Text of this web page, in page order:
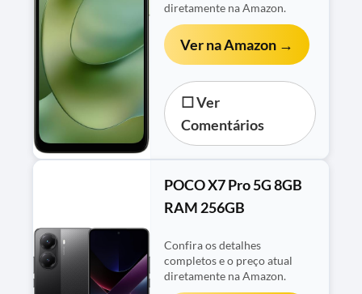
diretamente na Amazon.
Ver na Amazon →
☐ Ver
Comentários
POCO X7 Pro 5G 8GB
RAM 256GB
Confira os detalhes
completos e o preço atual
diretamente na Amazon.